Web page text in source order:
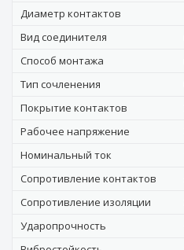
Диаметр контактов
Вид соединителя
Способ монтажа
Тип сочленения
Покрытие контактов
Рабочее напряжение
Номинальный ток
Сопротивление контактов
Сопротивление изоляции
Ударопрочность